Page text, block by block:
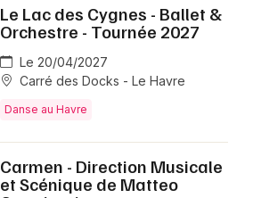
Le Lac des Cygnes - Ballet &
Orchestre - Tournée 2027
Le 20/04/2027
Carré des Docks - Le Havre
Danse au Havre
Carmen - Direction Musicale
et Scénique de Matteo